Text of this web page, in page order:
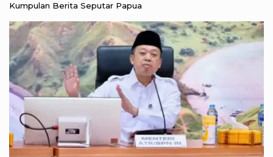
Kumpulan Berita Seputar Papua